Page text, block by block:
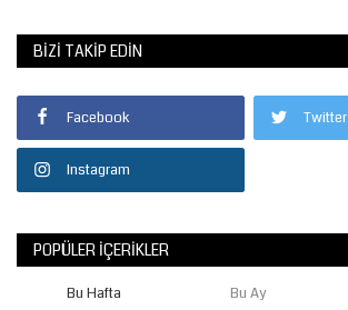
BIZI TAKIP EDIN
Facebook Twitter
Instagram
POPÜLER İÇERIKLER
Bu Hafta Bu Ay